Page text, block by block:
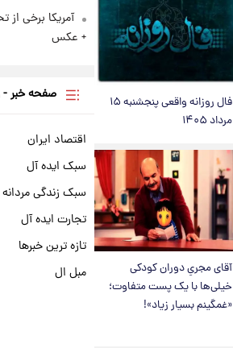
فال روزانه واقعی پنجشنبه ۱۵
مرداد ۱۴۰۵
آقای مجریِ دوران کودکی
خیلی‌ها با یک پست متفاوت؛
«غمگینم بسیار زیاد»!
آمریکا برخی از
+ عکس
صفحه خبر
اقتصاد ایران
سبک ایده آل
سبک زندگی مردانه
تجارت ایده آل
تازه ترین خبرها
مبل ال